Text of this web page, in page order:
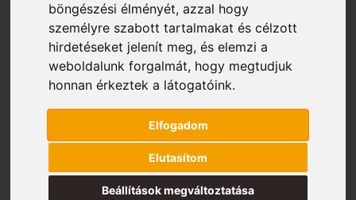
böngészési élményét, azzal hogy
személyre szabott tartalmakat és célzott
hirdetéseket jelenít meg, és elemzi a
weboldalunk forgalmát, hogy megtudjuk
honnan érkeztek a látogatóink.
Elfogadom
Elutasítom
Beállítások megváltoztatása
Kezdőlap/ Magasság (mm) termék / 1756
1756
Mind a(z) 6 találat megjelenítve